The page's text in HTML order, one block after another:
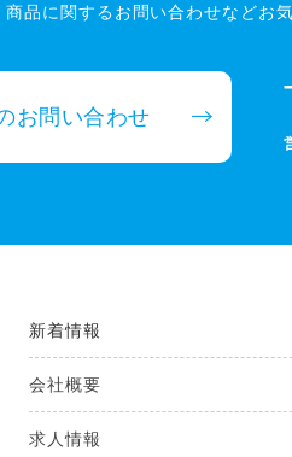
商品に関するお問い合わせなどお
お問い合わせ
新着情報
会社概要
求人情報